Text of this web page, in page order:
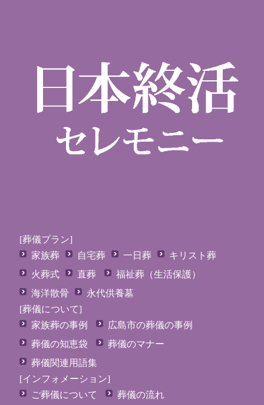
[葬儀プラン]
家族葬
自宅葬 一日葬
キリスト葬
火葬式
直葬
福祉葬（生活保護）
海洋散骨
永代供養墓
[葬儀について]
家族葬の事例
広島市の葬儀の事例
葬儀の知恵袋
葬儀のマナー
葬儀関連用語集
[インフォメーション]
ご葬儀について
葬儀の流れ